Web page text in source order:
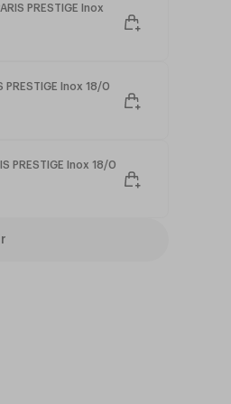
avec le temps, ajoutant
PRESTIGE Inox
PRESTIGE Inox 18/0
PRESTIGE Inox 18/0